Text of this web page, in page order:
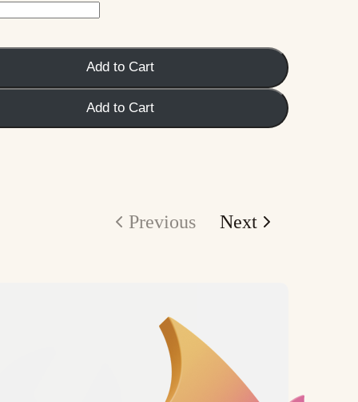
Add to Cart
Add to Cart
Previous Next